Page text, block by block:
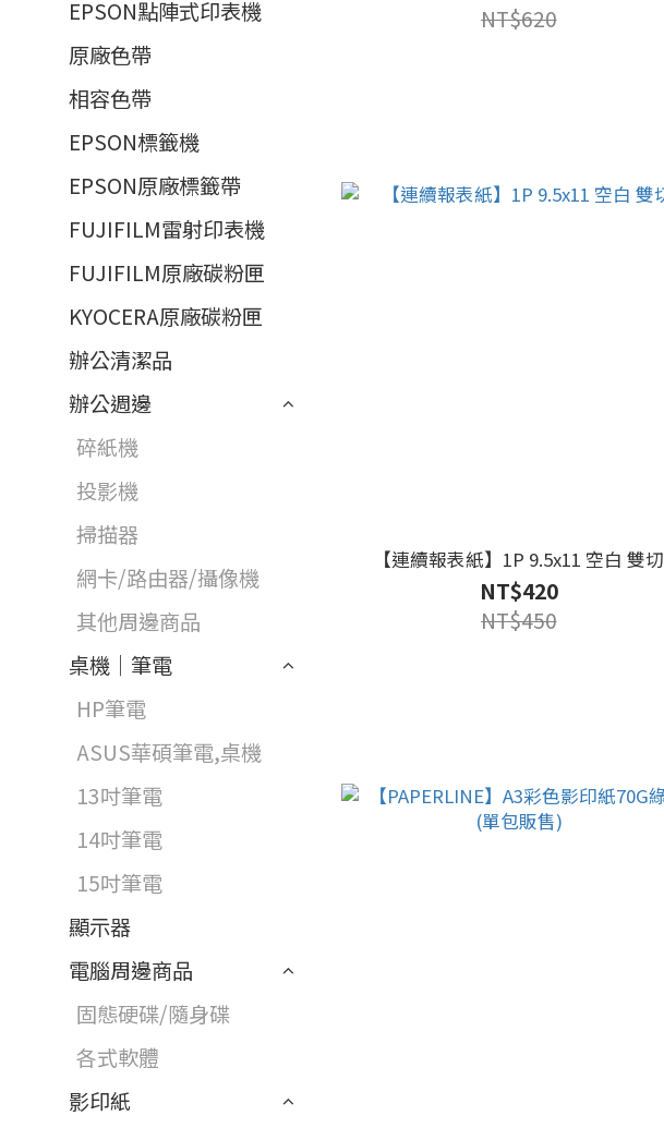
EPSON點陣式印表機
原廠色帶
相容色帶
EPSON標籤機
EPSON原廠標籤帶
FUJIFILM雷射印表機
FUJIFILM原廠碳粉匣
KYOCERA原廠碳粉匣
辦公清潔品
辦公週邊
碎紙機
投影機
掃描器
網卡/路由器/攝像機
其他周邊商品
桌機｜筆電
HP筆電
ASUS華碩筆電,桌機
13吋筆電
14吋筆電
15吋筆電
顯示器
電腦周邊商品
固態硬碟/隨身碟
各式軟體
影印紙
NT$620
【連續報表紙】1P 9.5x11 空白 雙切
NT$420
NT$450